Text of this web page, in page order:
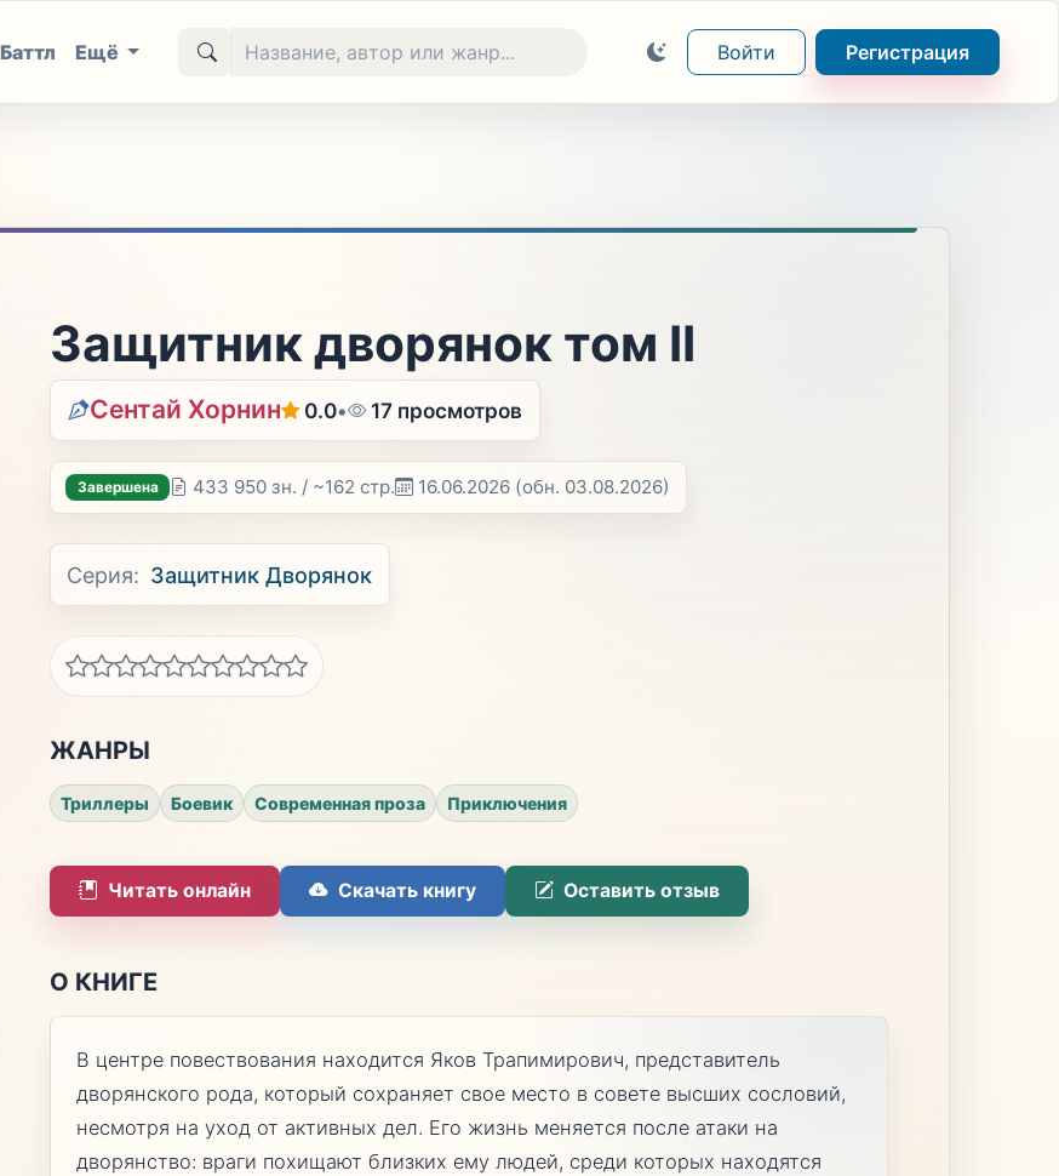
Баттл Ещё Войти Регистрация
Защитник дворянок том II
Сентай Хорнин 0.0• 17 просмотров
Завершена 433 950 зн. / ~162 стр. 16.06.2026 (обн. 03.08.2026)
Серия: Защитник Дворянок
ЖАНРЫ
Триллеры Боевик Современная проза Приключения
Читать онлайн Скачать книгу Оставить отзыв
О КНИГЕ
В центре повествования находится Яков Трапимирович, представитель
дворянского рода, который сохраняет свое место в совете высших сословий,
несмотря на уход от активных дел. Его жизнь меняется после атаки на
дворянство: враги похищают близких ему людей, среди которых находятся